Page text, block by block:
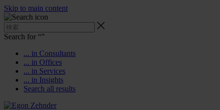
Skip to main content
Search for “”
... in Consultants
... in Offices
... in Services
... in Insights
Search all results